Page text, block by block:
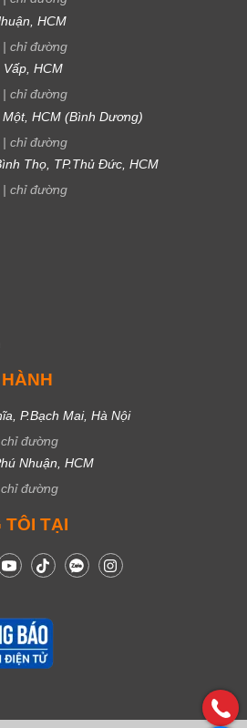
HCM
| chỉ đường
Vấp, HCM
| chỉ đường
HCM (Bình Dương)
| chỉ đường
Thọ, TP.Thủ Đức, HCM
| chỉ đường
P.Bạch Mai, Hà Nội
chỉ đường
Nhuận, HCM
chỉ đường
TÔI TẠI